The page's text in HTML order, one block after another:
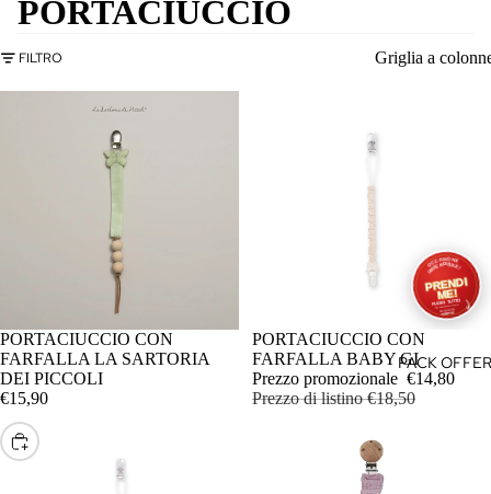
PACK
PORTACIUCCIO
FILTRO Griglia a
AGGIUNGI
PORTACIUCCIO CON
FARFALLA LA SARTORIA
DEI PICCOLI
€15,90
IN OFFERTA
PORTACIUCCIO CON
FARFALLA BABY GI
Prezzo promozionale €14,80
Prezzo di listino€18,50
SCEGLI